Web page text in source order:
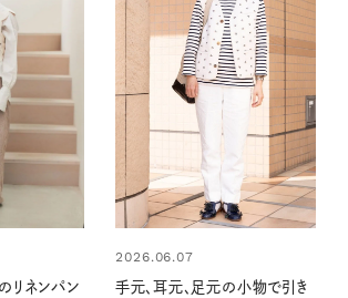
リネンパン
2026.06.07
手元、耳元、足元の小物で引き